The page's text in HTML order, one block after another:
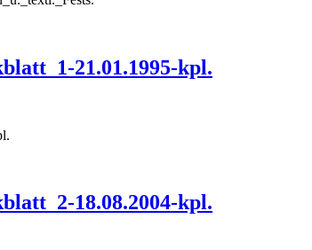
21.01.1995-kpl.
18.08.2004-kpl.